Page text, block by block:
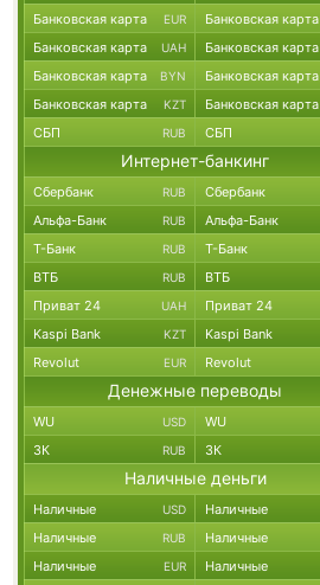
Банковская карта EUR Банковская карта
Банковская карта UAH Банковская карта
Банковская карта BYN Банковская карта
Банковская карта KZT Банковская карта
СБП RUB СБП
Интернет-банкинг
Сбербанк RUB Сбербанк
Альфа-Банк RUB Альфа-Банк
Т-Банк RUB Т-Банк
ВТБ RUB ВТБ
Приват 24 UAH Приват 24
Kaspi Bank KZT Kaspi Bank
Revolut EUR Revolut
Денежные переводы
WU USD WU
ЗК RUB ЗК
Наличные деньги
Наличные USD Наличные
Наличные RUB Наличные
Наличные EUR Наличные